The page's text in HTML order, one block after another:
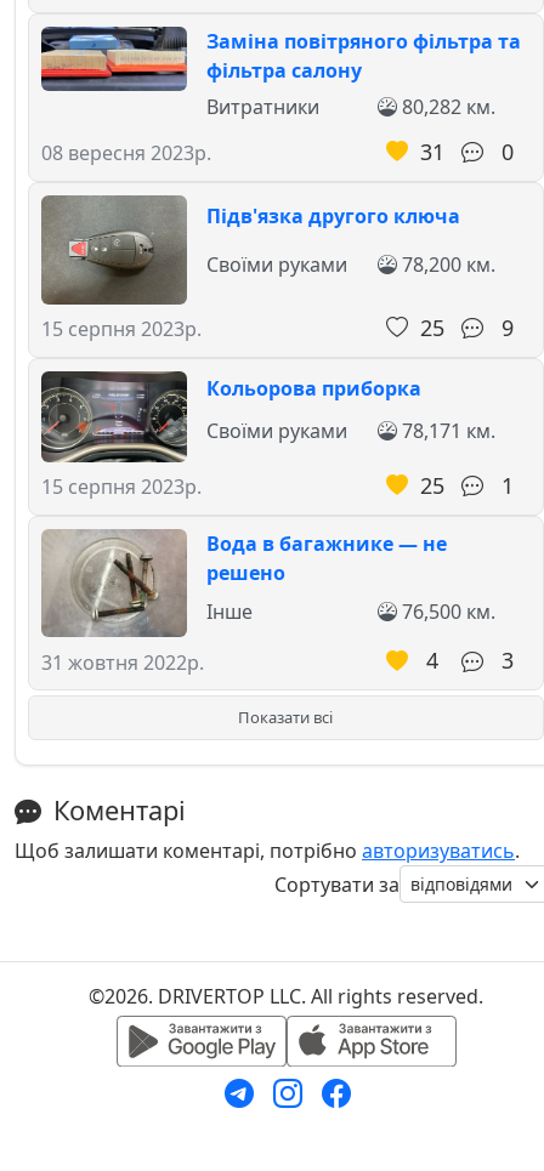
Заміна повітряного фільтра та
фільтра салону
08 вересня 2023р.
Витратники 80,282 км.
31 0
Підв'язка другого ключа
15 серпня 2023р.
Своїми руками 78,200 км.
25 9
Кольорова приборка
15 серпня 2023р.
Своїми руками 78,171 км.
25 1
Вода в багажнике — не
решено
31 жовтня 2022р.
Інше 76,500 км.
4 3
Показати всі
Коментарі
Щоб залишати коментарі, потрібно авторизуватись.
Сортувати за
©2026. DRIVERTOP LLC. All rights reserved.